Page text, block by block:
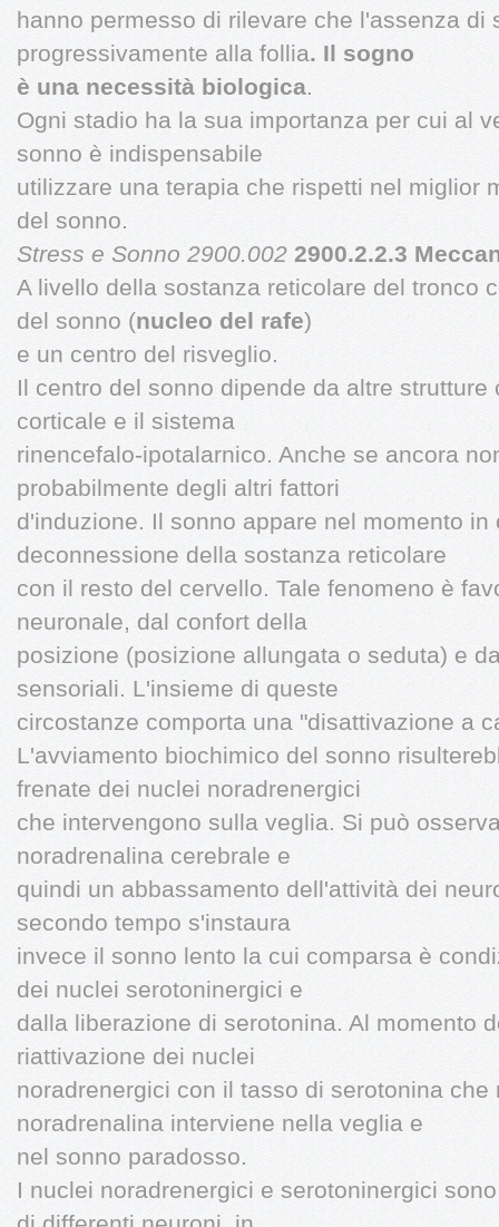
hanno permesso di rilevare che l'assenza di
progressivamente alla follia. Il sogno
è una necessità biologica.
Ogni stadio ha la sua importanza per cui al
sonno è indispensabile
utilizzare una terapia che rispetti nel miglior
del sonno.
Stress e Sonno 2900.002 2900.2.2.3
A livello della sostanza reticolare del tronco
del sonno (nucleo del rafe)
e un centro del risveglio.
Il centro del sonno dipende da altre
corticale e il sistema
rinencefalo-ipotalarnico. Anche se ancora
probabilmente degli altri fattori
d'induzione. Il sonno appare nel momento in
deconnessione della sostanza reticolare
con il resto del cervello. Tale fenomeno è
neuronale, dal confort della
posizione (posizione allungata o seduta) e
sensoriali. L'insieme di queste
circostanze comporta una "disattivazione a
L'avviamento biochimico del sonno
frenate dei nuclei noradrenergici
che intervengono sulla veglia. Si può
noradrenalina cerebrale e
quindi un abbassamento dell'attività dei
secondo tempo s'instaura
invece il sonno lento la cui comparsa è
dei nuclei serotoninergici e
dalla liberazione di serotonina. Al momento
riattivazione dei nuclei
noradrenergici con il tasso di serotonina che
noradrenalina interviene nella veglia e
nel sonno paradosso.
I nuclei noradrenergici e serotoninergici